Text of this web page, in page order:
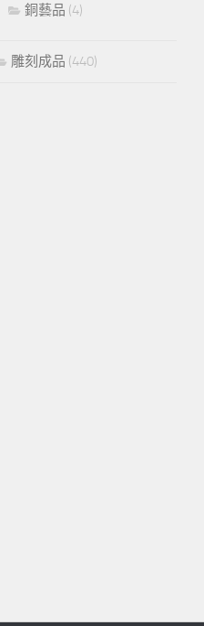
銅藝品 (4)
雕刻成品 (440)